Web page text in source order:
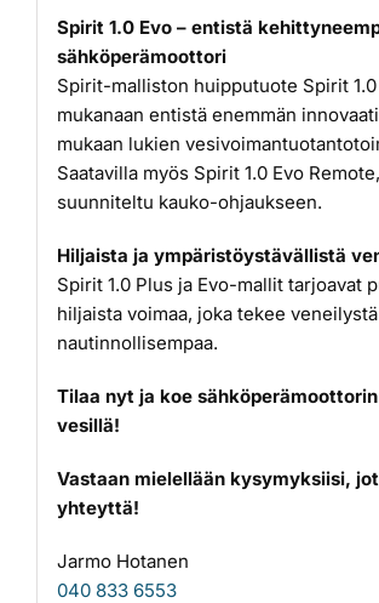
Spirit 1.0 Evo – entistä
sähköperämoottori
Spirit-malliston huipputuote Spirit
mukanaan entistä enemmän
mukaan lukien
Saatavilla myös Spirit 1.0 Evo
suunniteltu kauko-ohjaukseen.
Hiljaista ja ympäristöystävällistä
Spirit 1.0 Plus ja Evo-mallit tarjoavat
hiljaista voimaa, joka tekee veneilystä
nautinnollisempaa.
Tilaa nyt ja koe
vesillä!
Vastaan mielellään kysymyksiisi,
yhteyttä!
Jarmo Hotanen
040 833 6553